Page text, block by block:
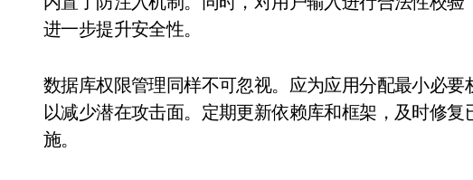
进一步提升安全性。
数据库权限管理同样不可忽视。应为应用分配最小必要
以减少潜在攻击面。定期更新依赖库和框架，及时修
施。